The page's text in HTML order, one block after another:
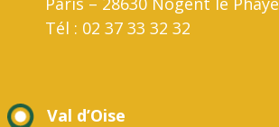
Tél : 02 37 33 32 32
Val d’Oise